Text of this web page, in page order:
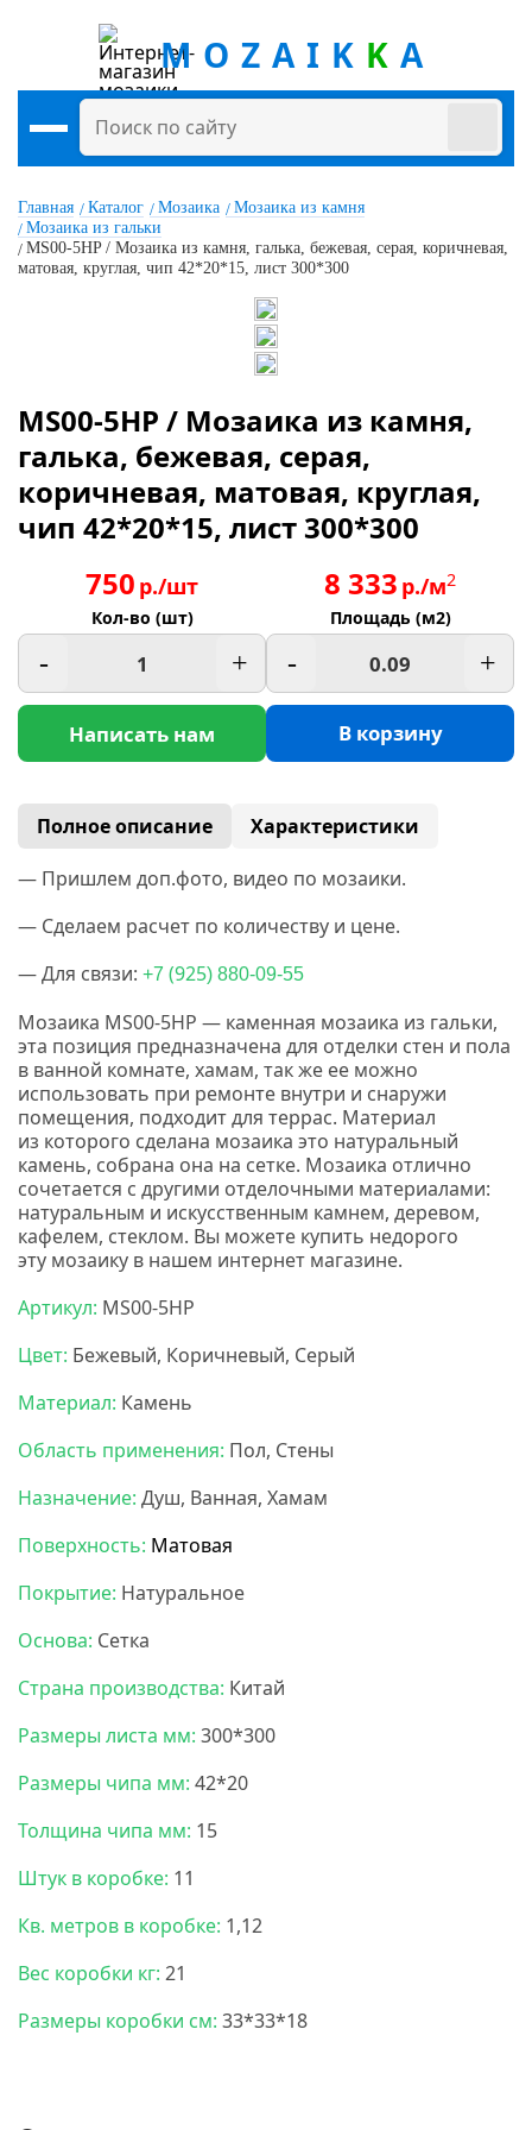
MOZAIK K A
Главная Каталог Мозаика
Мозаика из камня
Мозаика из гальки
MS00-5HP / Мозаика из камня, галька, бежевая, серая, коричневая,
матовая, круглая, чип 42*20*15, лист 300*300
MS00-5HP / Мозаика из камня,
галька, бежевая, серая,
коричневая, матовая, круглая,
чип 42*20*15, лист 300*300
750 р./шт
Кол-во (шт)
- +
Написать нам
8 333 р./м2
Площадь (м2)
- +
В корзину
Полное описание
Характеристики
— Пришлем доп.фото, видео по мозаики.
— Сделаем расчет по количеству и цене.
— Для связи: +7 (925) 880-09-55
Мозаика MS00-5HP — каменная мозаика из гальки,
эта позиция предназначена для отделки стен и пола
в ванной комнате, хамам, так же ее можно
использовать при ремонте внутри и снаружи
помещения, подходит для террас. Материал
из которого сделана мозаика это натуральный
камень, собрана она на сетке. Мозаика отлично
сочетается с другими отделочными материалами:
натуральным и искусственным камнем, деревом,
кафелем, стеклом. Вы можете купить недорого
эту мозаику в нашем интернет магазине.
Артикул: MS00-5HP
Цвет: Бежевый, Коричневый, Серый
Материал: Камень
Область применения: Пол, Стены
Назначение: Душ, Ванная, Хамам
Поверхность: Матовая
Покрытие: Натуральное
Основа: Сетка
Страна производства: Китай
Размеры листа мм: 300*300
Размеры чипа мм: 42*20
Толщина чипа мм: 15
Штук в коробке: 11
Кв. метров в коробке: 1,12
Вес коробки кг: 21
Размеры коробки см: 33*33*18